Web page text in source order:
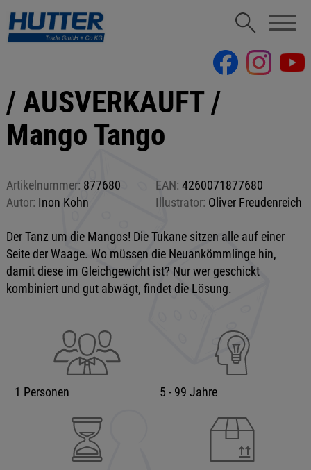
/ AUSVERKAUFT /
Mango Tango
Artikelnummer: 877680 EAN: 4260071877680
Autor: Inon Kohn Illustrator: Oliver Freudenreich
Der Tanz um die Mangos! Die Tukane sitzen alle auf einer
Seite der Waage. Wo müssen die Neuankömmlinge hin,
damit diese im Gleichgewicht ist? Nur wer geschickt
kombiniert und gut abwägt, findet die Lösung.
1 Personen 5 - 99 Jahre